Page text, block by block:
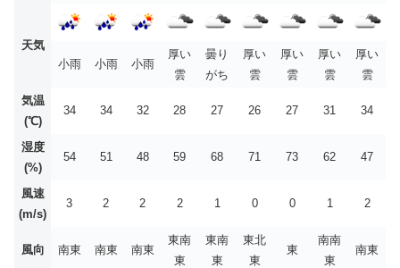
天気
小雨
小雨 小雨
厚い
雲
曇り
がち
厚い
雲
厚い
雲
厚い
雲
厚い
雲
気温
(℃)
34 34 32 28 27 26 27 31 34
湿度
(%)
54 51 48 59 68 71 73 62 47
風速
(m/s)
3 2 2 2 1 0 0 1 2
風向 南東 南東 南東
東南
東
東南
東
東北
東
東
南南
東
南東